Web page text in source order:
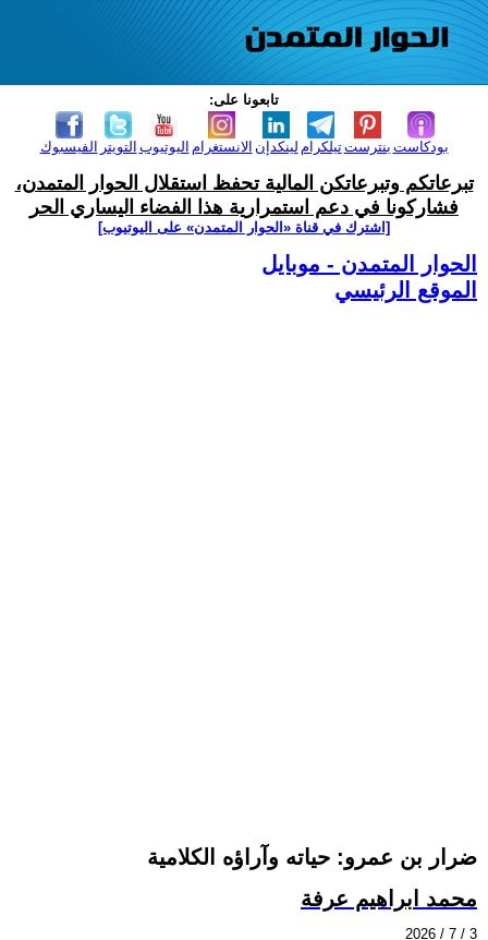
تابعونا على:
الفيسبوك التويتر اليوتيوب الانستغرام لينكدإن تيلكرامبنترست بودكاست
تبرعاتكم وتبرعاتكن المالية تحفظ استقلال الحوار المتمدن،
فشاركونا في دعم استمرارية هذا الفضاء اليساري الحر
[اشترك في قناة ‫«الحوار المتمدن» على اليوتيوب]
الحوار المتمدن - موبايل
الموقع الرئيسي
ضرار بن عمرو: حياته وآراؤه الكلامية
محمد ابراهيم عرفة
2026 / 7 / 3